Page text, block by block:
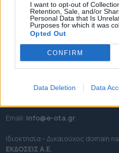
I want to opt-out of
Retention, Sale, and/or
Personal Data that Is
Purposes for which it was
Opted Out
CONFIRM
Data Deletion Data
ΣΥΝΕΝΤΕΥΞΕΙΣ
ΑΠΟΨΕΙΣ
ΠΡΟΣΛΗΨΕΙΣ
e-ota.gr | Ταυτότητα
Καλλιθέα Αττικής
Τηλ:2111091100
Εmail: info@e-ota.gr
Ιδιοκτησία - Δικαιούχος domain
ΕΚΔΟΣΕΙΣ A.E.